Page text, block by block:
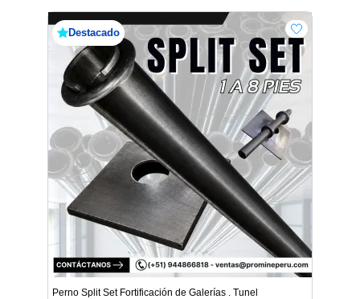
Destacado
Perno Split Set Fortificación de Galerías . Tunel